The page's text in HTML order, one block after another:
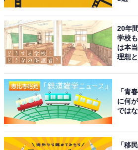
20年
学校
は本
理想
「青
に何
では
「移